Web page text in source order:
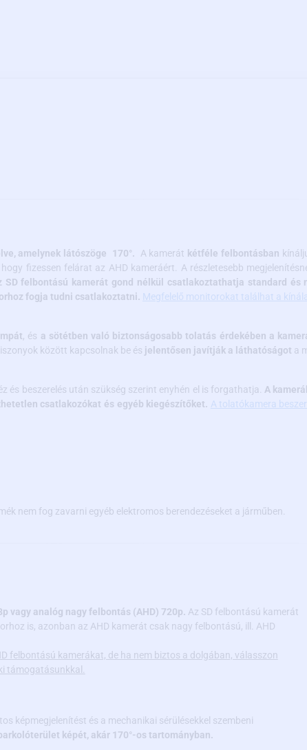
amelynek látószöge 170°. A kamerát kétféle felbontásban
fizessen felárat az AHD kameráért. A részletesebb
SD felbontású kamerát gond nélkül csatlakoztathatja standard és
fogja tudni csatlakoztatni. Megfelelő monitorokat találhat a
, és a sötétben való biztonságosabb tolatás érdekében a
között kapcsolnak be és jelentősen javítják a láthatóságot a
és beszerelés után szükség szerint enyhén el is forgathatja. A
csatlakozókat és egyéb kiegészítőket. A tolatókamera
nem fog zavarni egyéb elektromos berendezéseket a járműben.
vagy analóg nagy felbontás (AHD) 720p. Az SD felbontású kamerát
is, azonban az AHD kamerát csak nagy felbontású, ill. AHD
felbontású kamerákat, de ha nem biztos a dolgában, válasszon
támogatásunkkal.
képmegjelenítést és a mechanikai sérülésekkel szembeni
képét, akár 170°-os tartományban.